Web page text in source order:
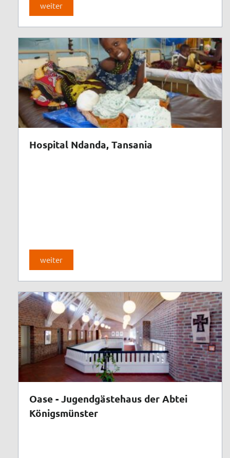
weiter
Hospital Ndanda, Tansania
weiter
Oase - Jugendgästehaus der Abtei
Königsmünster